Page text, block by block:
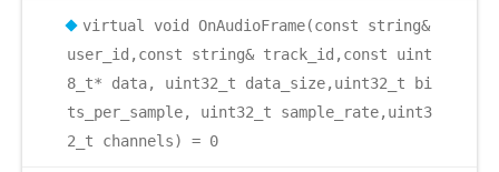
virtual void OnAudioFrame(const string&
user_id,const string& track_id,const uint
8_t* data, uint32_t data_size,uint32_t bi
ts_per_sample, uint32_t sample_rate,uint3
2_t channels) = 0